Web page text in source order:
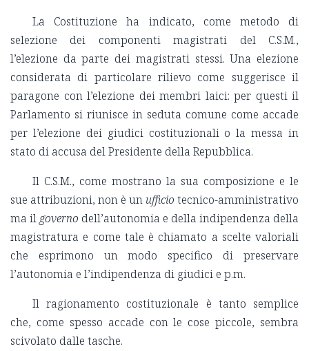
La Costituzione ha indicato, come metodo di
selezione dei componenti magistrati del C.S.M.,
l’elezione da parte dei magistrati stessi. Una elezione
considerata di particolare rilievo come suggerisce il
paragone con l’elezione dei membri laici: per questi il
Parlamento si riunisce in seduta comune come accade
per l’elezione dei giudici costituzionali o la messa in
stato di accusa del Presidente della Repubblica.
Il C.S.M., come mostrano la sua composizione e le
sue attribuzioni, non è un ufficio tecnico-amministrativo
ma ilgoverno dell’autonomia e della indipendenza della
magistratura e come tale è chiamato a scelte valoriali
che esprimono un modo specifico di preservare
l’autonomia e l’indipendenza di giudici e p.m.
Il ragionamento costituzionale è tanto semplice
che, come spesso accade con le cose piccole, sembra
scivolato dalle tasche.